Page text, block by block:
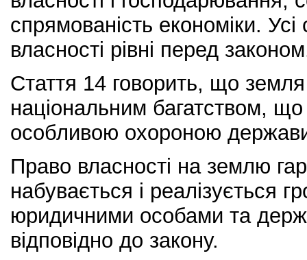
спрямованість економіки. Усі
власності рівні перед
Стаття 14 говорить, що
національним багатством,
особливою охороною
Право власності на землю
набувається і реалізується
юридичними особами та
відповідно до закону.